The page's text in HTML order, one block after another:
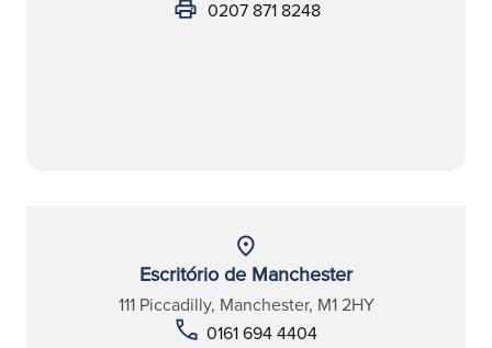
0207 871 8248
Escritório de Manchester
111 Piccadilly, Manchester, M1 2HY
0161 694 4404